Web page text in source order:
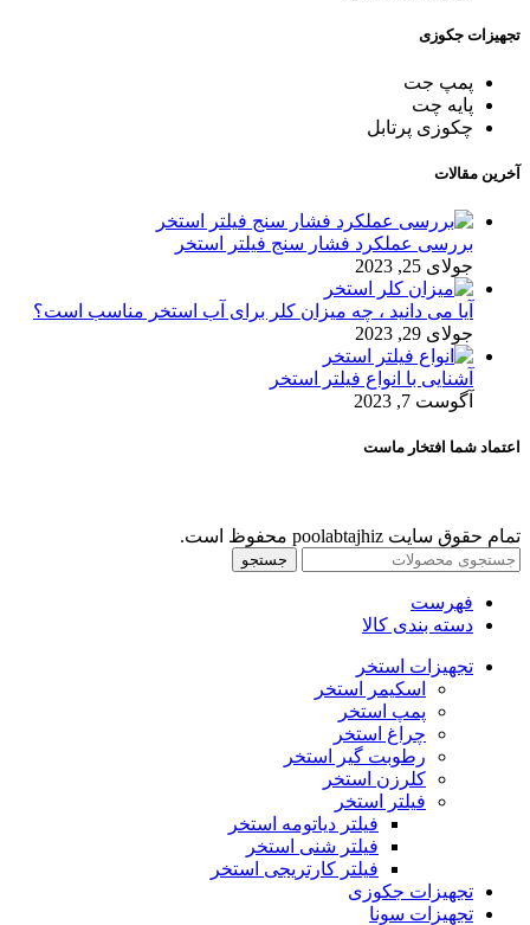
تجهیزات جکوزی
پمپ جت
پایه چت
چکوزی پرتابل
آخرین مقالات
بررسی عملکرد فشار سنج فیلتر استخر
جولای 25, 2023
آیا می دانید ، چه میزان کلر برای آب استخر مناسب است؟
جولای 29, 2023
آشنایی با انواع فیلتر استخر
آگوست 7, 2023
اعتماد شما افتخار ماست
تمام حقوق سایت poolabtajhiz محفوظ است.
جستجو
فهرست
دسته بندی کالا
تجهیزات استخر
اسکیمر استخر
پمپ استخر
چراغ استخر
رطوبت گیر استخر
کلرزن استخر
فیلتر استخر
فیلتر دیاتومه استخر
فیلتر شنی استخر
فیلتر کارتریجی استخر
تجهیزات جکوزی
تجهیزات سونا